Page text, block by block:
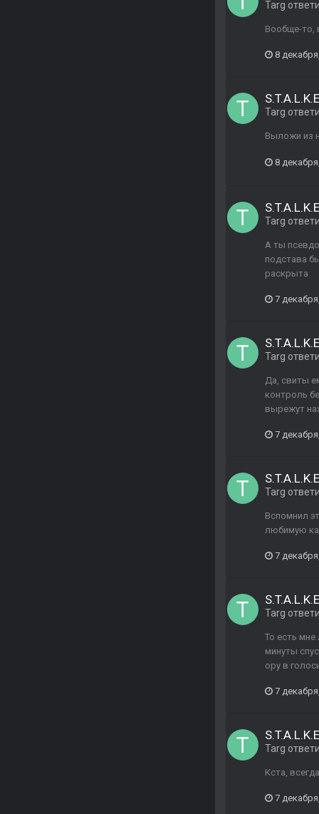
Targ
Вообще-то,
8
Targ
Выложи из
8
Targ
А ты
подстава
раскрыта
7
Targ
Да, свиты
контроль
вырежут
7
Targ
Вспомнил
любимую
7
Targ
То есть
минуты
ору в
7
Targ
Кста,
7